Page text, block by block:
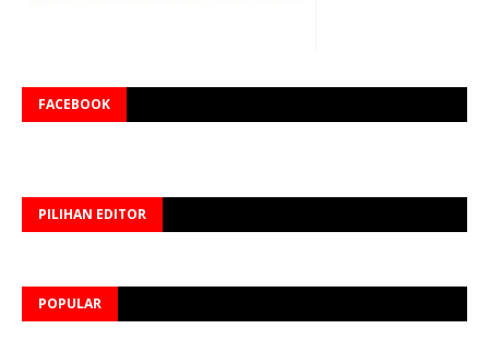
FACEBOOK
PILIHAN EDITOR
POPULAR